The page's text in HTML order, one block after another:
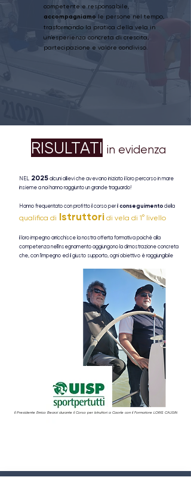
competente e responsabile,
accompagniamo le persone nel tempo,
trasformando la pratica della vela in
un’esperienza concreta di crescita,
partecipazione e valore condiviso.
RISULTATI in evidenza
NEL 2025 alcuni allievi che avevano iniziato il loro percorso in mare
insieme a noi hanno raggiunto un grande traguardo!
Hanno frequentato con profitto il corso per il conseguimento della
qualifica di Istruttori di vela di 1° livello
il loro impegno arricchisce la nostra offerta formativa poichè alla
competenza nell'insegnamento aggiungono la dimostrazione concreta
che, con l'impegno ed il giusto supporto, ogni obiettivo è raggiungibile
Il Presidente Enrico Bearzi durante il Corso per Istruttori a Caorle con il Formatore LORIS CAUSIN